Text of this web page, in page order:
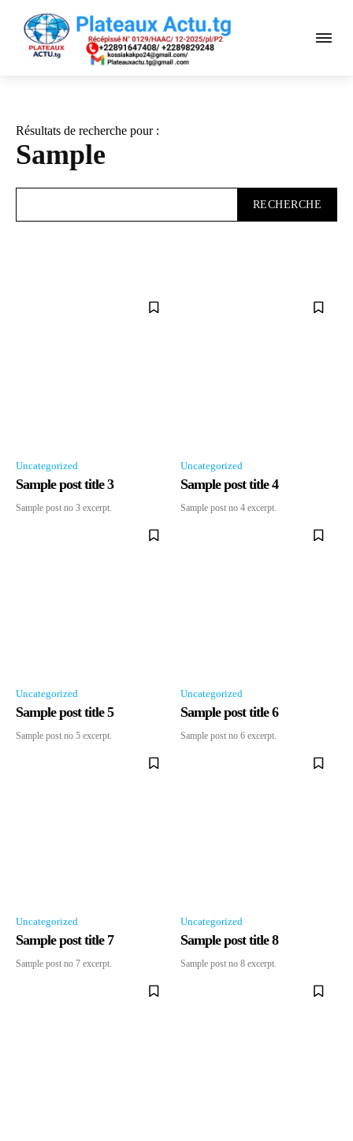
Résultats de recherche pour :
Sample
RECHERCHE
Uncategorized
Sample post title 3
Sample post no 3 excerpt.
Uncategorized
Sample post title 4
Sample post no 4 excerpt.
Uncategorized
Sample post title 5
Sample post no 5 excerpt.
Uncategorized
Sample post title 6
Sample post no 6 excerpt.
Uncategorized
Sample post title 7
Sample post no 7 excerpt.
Uncategorized
Sample post title 8
Sample post no 8 excerpt.